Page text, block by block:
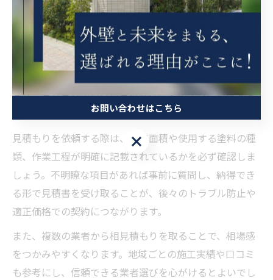
外壁塗装予算の立て方と見積もりの基本
外壁塗装の予算を適切に立てるためには、まず全体の費
用構成を理解することが重要です。主な内訳は、塗料
代・足場設置費・下地処理費・施工費などで構成されて
おり、それぞれの項目が見積もりにどのように影響する
かを知ることが賢い予算組みの第一歩となります。
見積もりを依頼する際は、塗装面積や使用する塗料の種
類、作業工程が明確に記載されているかを必ず確認しま
しょう。不明瞭な項目があれば事前に質問し、納得でき
る形で見積書を受け取ることが、後々のトラブル防止や
適正価格での契約につながります。
また、複数の業者から相見積もりを取ることで、相場感
をつかみやすくなります。地域ごとの施工実績や口コミ
も参考にし、信頼できる業者選びを心がけるとよいでし
お問い合わせはこちら
お問い合わせはこちら